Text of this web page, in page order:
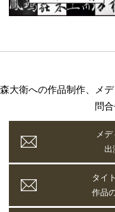
森大衛への作品制作、メ
問
メ
出
タイ
作品